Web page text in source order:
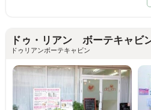
ドゥ・リアン ボーテキャビ
ドゥリアンボーテキャビン